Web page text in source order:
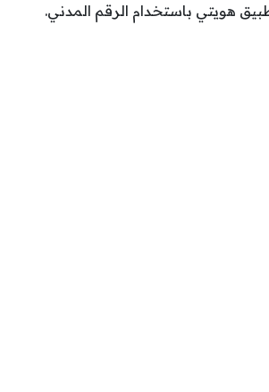
هويتي باستخدام الرقم المدني.